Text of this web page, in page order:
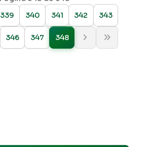
339
340 341 342 343
346 347 348